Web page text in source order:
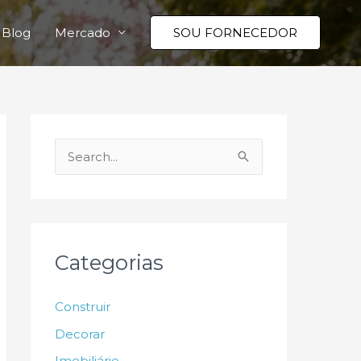
Blog Mercado SOU FORNECEDOR
e
i
r
Categorias
Construir
Decorar